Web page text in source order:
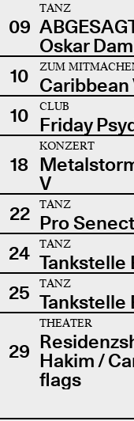
09
TANZ
Oskar
10
ZUM
Caribbean
10
CLUB
Friday
18
KONZERT
V
22
TANZ
Pro
24
TANZ
Tankstelle
25
TANZ
Tankstelle
29
THEATER
Hakim /
flags